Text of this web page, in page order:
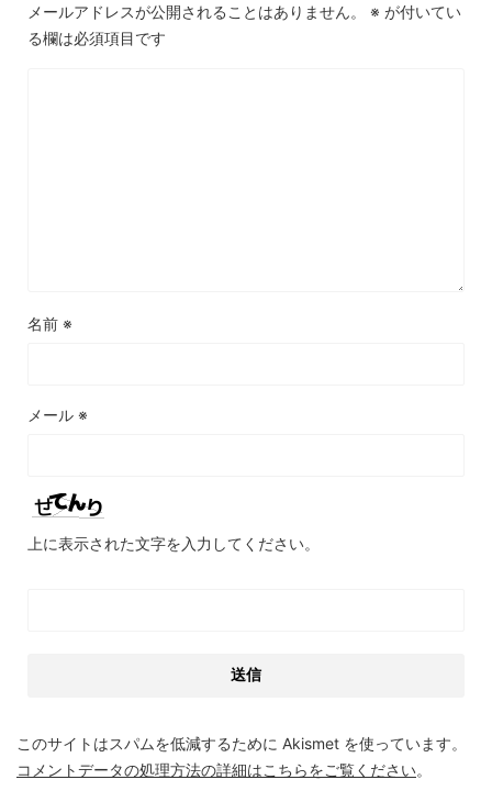
メールアドレスが公開されることはありません。 ※ が付いてい
る欄は必須項目です
名前 ※
メール ※
上に表示された文字を入力してください。
このサイトはスパムを低減するために Akismet を使っています。
コメントデータの処理方法の詳細はこちらをご覧ください。